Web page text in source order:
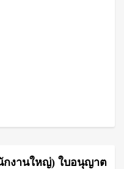
กงานใหญ่) ใบอนุญาต